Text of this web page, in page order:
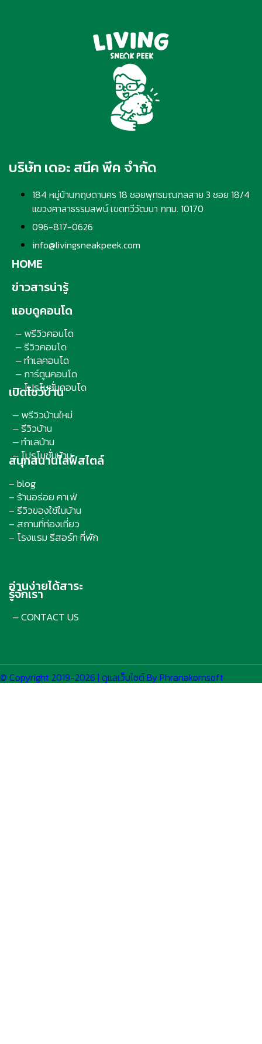
บริษัท เดอะ สนีค พีค จำกัด
184 หมู่บ้านกฤษดานคร 18 ซอยพุทธมณฑลสาย 3 ซอย 18/4
แขวงศาลาธรรมสพน์ เขตทวีวัฒนา กทม. 10170
096-817-0626
info@livingsneakpeek.com
HOME
ข่าวสารน่ารู้
แอบดูคอนโด
– พรีวิวคอนโด
– รีวิวคอนโด
– ทำเลคอนโด
– การ์ตูนคอนโด
–โปรโมชั่นคอนโด
เปิดโชว์บ้าน
– พรีวิวบ้านใหม่
– รีวิวบ้าน
– ทำเลบ้าน
– โปรโมชั่นบ้าน
สนุกสนานไลฟ์สไตล์
– blog
– ร้านอร่อย คาเฟ่
– รีวิวของใช้ในบ้าน
– สถานที่ท่องเที่ยว
– โรงแรม รีสอร์ท ที่พัก
อ่านง่ายได้สาระ
รู้จักเรา
– CONTACT US
© Copyright 2019-2026 | ดูแลเว็บไซต์ By Phranakornsoft